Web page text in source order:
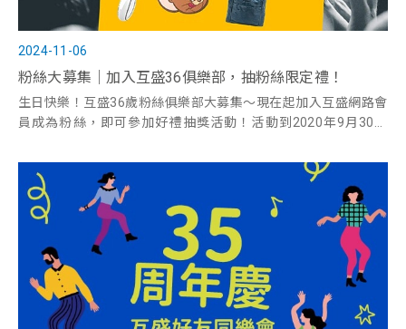
2024-11-06
粉絲大募集｜加入互盛36俱樂部，抽粉絲限定禮！
生日快樂！互盛36歲粉絲俱樂部大募集～現在起加入互盛網路會
員成為粉絲，即可參加好禮抽獎活動！活動到2020年9月30日